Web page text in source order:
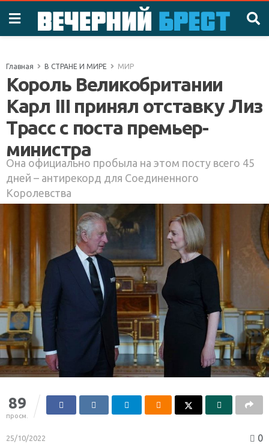
Главная В СТРАНЕ И МИРЕ МИР
Король Великобритании
Карл III принял отставку Лиз
Трасс с поста премьер-
министра
Она официально пробыла на этом посту всего 45
дней – антирекорд для Соединенного
Королевства
89
просм.
25/10/2022 0